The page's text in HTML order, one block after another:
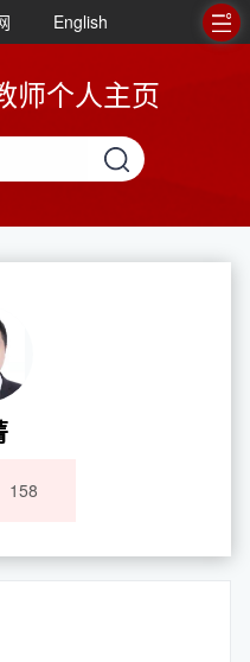
English
师个人主页
158